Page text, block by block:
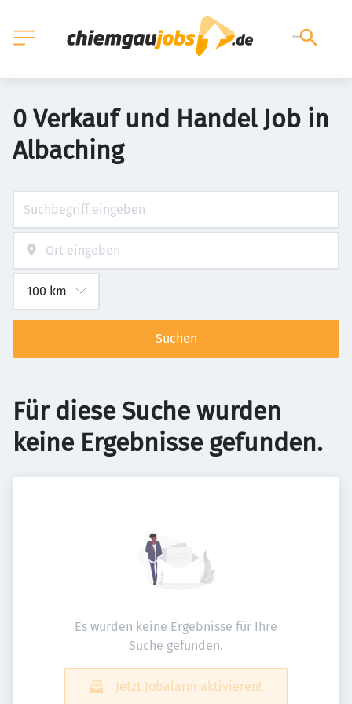
0 Verkauf und Handel Job in
Albaching
Suchen
Für diese Suche wurden
keine Ergebnisse gefunden.
Es wurden keine Ergebnisse für Ihre
Suche gefunden.
Jetzt Jobalarm aktivieren!